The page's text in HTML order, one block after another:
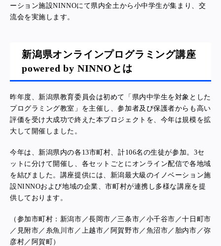
ーション施設NINNOにて県内全土から小中学生が集まり、交
流会を実施します。
新潟県オンラインプログラミング講座
powered by NINNOとは
昨年度、新潟県教育委員会は初めて「県内中学生を対象とした
プログラミング教室」を主催し、参加者及び保護者からも高い
評価を受け大成功で終えた本プロジェクトを、今年は規模を拡
大して開催しました。
今年は、新潟県内の各13市町村、計106名の生徒が参加。3セ
ットに分けて開催し、各セットごとにオンライン配信で各地域
を結びました。講座提供には、新潟最大級のイノベーション施
設NINNOおよび地域の企業、市町村が連携し多様な講座を提
供しております。
（参加市町村：新潟市／長岡市／三条市／小千谷市／十日町市
／見附市／糸魚川市／上越市／阿賀野市／魚沼市／胎内市／弥
彦村／阿賀町）